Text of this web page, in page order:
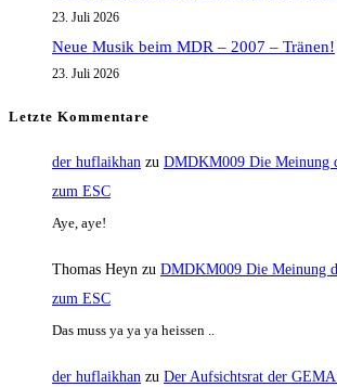
23. Juli 2026
Neue Musik beim MDR – 2007 – Tränen!
23. Juli 2026
Letzte Kommentare
der huflaikhan zu DMDKM009 Die Meinung
zum ESC
Aye, aye!
Thomas Heyn zu DMDKM009 Die Meinung
zum ESC
Das muss ya ya ya heissen ..
der huflaikhan zu Der Aufsichtsrat der